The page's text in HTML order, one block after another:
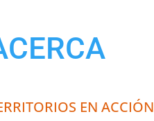
EN ACCIÓN